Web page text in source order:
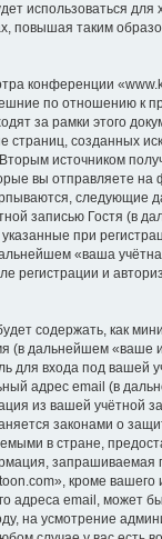
использоваться
повышая таким
конференции
по отношению к
за рамки этого
страниц, созданных
источником
вы отправляете
следующие
записью Гостя (в
при
«ваша
регистрации и
содержать, как
(в дальнейшем «ваше
для входа под вашей
адрес email (в
из вашей учётной
законами о
в стране,
запрашиваемая
кроме вашего
адреса email, может
на усмотрение